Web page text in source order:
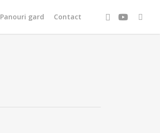
Panouri gard Contact facebookyoutubetiktok